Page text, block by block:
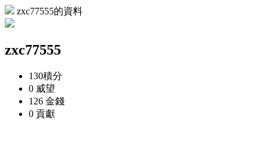
zxc77555的資料
zxc77555
130積分
0 威望
126 金錢
0 貢獻